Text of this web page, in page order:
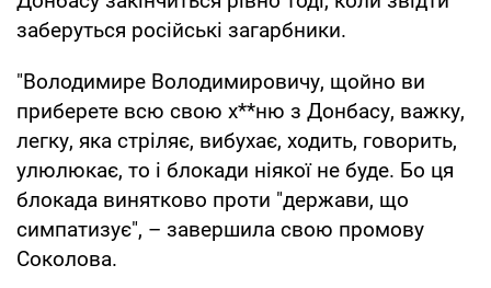
заберуться російські загарбники.
"Володимире Володимировичу, щойно ви
приберете всю свою х**ню з Донбасу, важку,
легку, яка стріляє, вибухає, ходить, говорить,
улюлюкає, то і блокади ніякої не буде. Бо ця
блокада винятково проти "держави, що
симпатизує", – завершила свою промову
Соколова.